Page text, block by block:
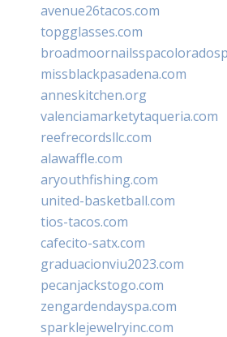
avenue26tacos.com
topgglasses.com
missblackpasadena.com
anneskitchen.org
valenciamarketytaqueria.com
reefrecordsllc.com
alawaffle.com
aryouthfishing.com
united-basketball.com
tios-tacos.com
cafecito-satx.com
graduacionviu2023.com
pecanjackstogo.com
zengardendayspa.com
sparklejewelryinc.com